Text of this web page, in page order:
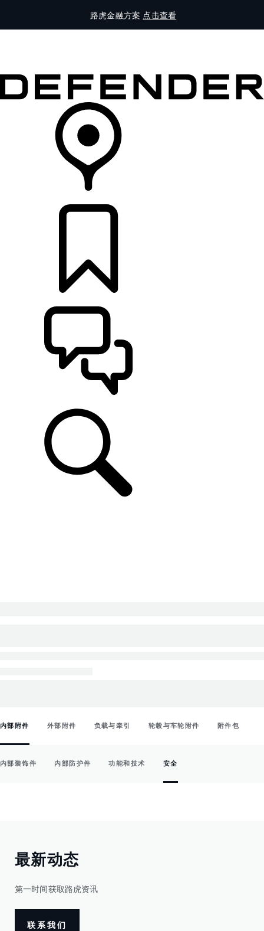
路虎金融方案 点击查看
内部附件 外部附件 负载与牵引 轮毂与车轮附件 附件包
内部装饰件 内部防护件 功能和技术 安全
最新动态
第一时间获取路虎资讯
联系我们